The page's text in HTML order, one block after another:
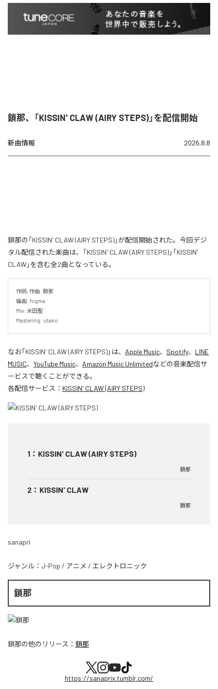
鎖那、「KISSIN' CLAW (AIRY STEPS)」を配信開始
新曲情報 2026.8.8
鎖那の「KISSIN' CLAW (AIRY STEPS)」が配信開始された。今回デジ
タル配信された楽曲は、「KISSIN' CLAW (AIRY STEPS)」「KISSIN'
CLAW」を含む全2曲となっている。
作詞, 作曲: 鎖那
編曲: higma
Mix: 米田聖
Mastering: utako
なお「KISSIN' CLAW (AIRY STEPS)」は、 Apple Music、 Spotify、 LINE
MUSIC、 YouTube Music、 Amazon Music Unlimitedなどの音楽配信サ
ービスで聴くことができる。
各配信サービス： KISSIN' CLAW (AIRY STEPS)
1 ： KISSIN' CLAW (AIRY STEPS)
鎖那
2 ： KISSIN' CLAW
鎖那
sanapri
ジャンル： J-Pop / アニメ / エレクトロニック
鎖那
鎖那の他のリリース： 鎖那
https://sanaprix.tumblr.com/